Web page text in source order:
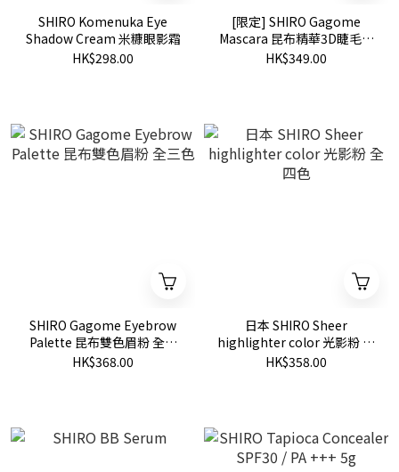
SHIRO Komenuka Eye
Shadow Cream 米糠眼影霜
HK$298.00
[限定] SHIRO Gagome
Mascara 昆布精華3D睫毛膏
6g
HK$349.00
SHIRO Gagome Eyebrow
Palette 昆布雙色眉粉 全三
色
HK$368.00
日本 SHIRO Sheer
highlighter color 光影粉 全
四色
HK$358.00